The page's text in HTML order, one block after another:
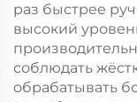
раз быстрее
высокий
соблюдать
обрабатывать